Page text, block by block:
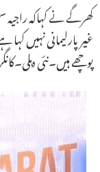
کھرگے نے کہاکہ
غیرپارلیمانی نہیں
پوچھے ہیں۔نئی